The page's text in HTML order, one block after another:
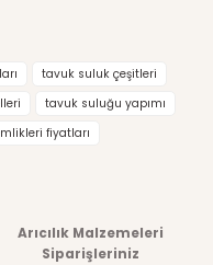
tavuk suluk çeşitleri
tavuk suluğu yapımı
fiyatları
Arıcılık Malzemeleri
Siparişleriniz